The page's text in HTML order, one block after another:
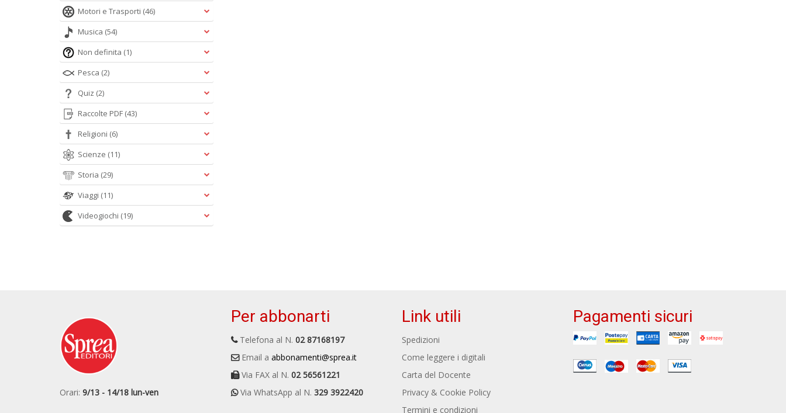
Motori e Trasporti (46)
Musica (54)
Non definita (1)
Pesca (2)
Quiz (2)
Raccolte PDF (43)
Religioni (6)
Scienze (11)
Storia (29)
Viaggi (11)
Videogiochi (19)
Orari: 9/13 - 14/18 lun-ven
Per abbonarti
Telefona al N. 02 87168197
Email a abbonamenti@sprea.it
Via FAX al N. 02 56561221
Via WhatsApp al N. 329 3922420
Link utili
Spedizioni
Come leggere i digitali
Carta del Docente
Privacy & Cookie Policy
Termini e condizioni
Pagamenti sicuri